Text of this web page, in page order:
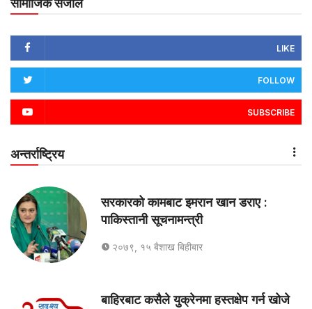
सामाजिक संजाल
LIKE
FOLLOW
SUBSCRIBE
अन्तर्राष्ट्रिय
सरकारको कामबाट इमरान खान डराए :
पाकिस्तानी सूचनामन्त्री
२०७९, १५ बैशाख बिहीबार
बाहिरबाट कसैले युक्रेनमा हस्तक्षेप गर्न खोजे